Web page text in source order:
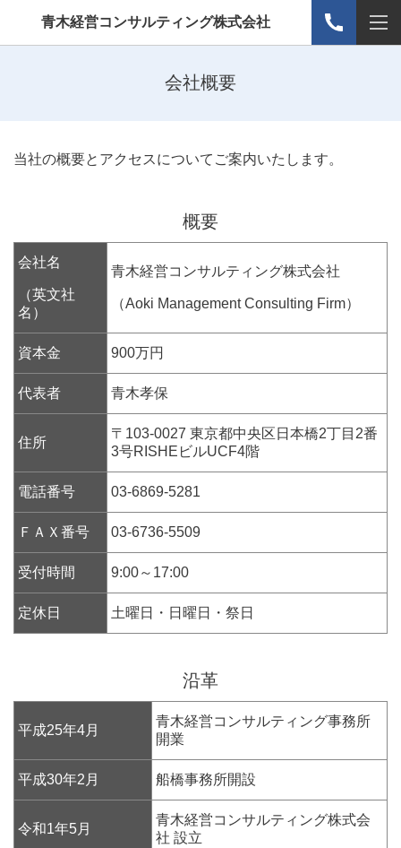
青木経営コンサルティング株式会社
会社概要
当社の概要とアクセスについてご案内いたします。
概要
会社名
（英文社
名）
青木経営コンサルティング株式会社
（Aoki Management Consulting Firm）
資本金 900万円
代表者 青木孝保
住所
〒103-0027 東京都中央区日本橋2丁目2番
3号RISHEビルUCF4階
電話番号 03-6869-5281
ＦＡＸ番号 03-6736-5509
受付時間 9:00～17:00
定休日 土曜日・日曜日・祭日
沿革
平成25年4月
青木経営コンサルティング事務所
開業
平成30年2月 船橋事務所開設
令和1年5月
青木経営コンサルティング株式会
社 設立